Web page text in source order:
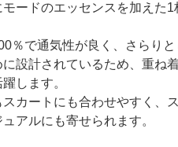
モードのエッセンスを加えた1
％で通気性が良く、さらりと
設計されているため、重ね
します。
カートにも合わせやすく、
アルにも寄せられます。